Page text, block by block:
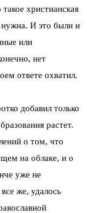
христианская
нужна. И это были и
или
нет
ответе охватил.
добавил только
растет.
о том, что
на облаке, и о
уже не
же, удалось